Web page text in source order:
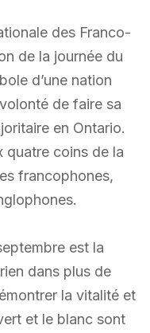
des Franco-
de la journée du
d’une nation
de faire sa
en Ontario.
quatre coins de la
francophones,
est la
dans plus de
la vitalité et
et le blanc sont